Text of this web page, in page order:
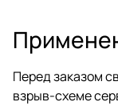
Перед заказом
взрыв-схеме